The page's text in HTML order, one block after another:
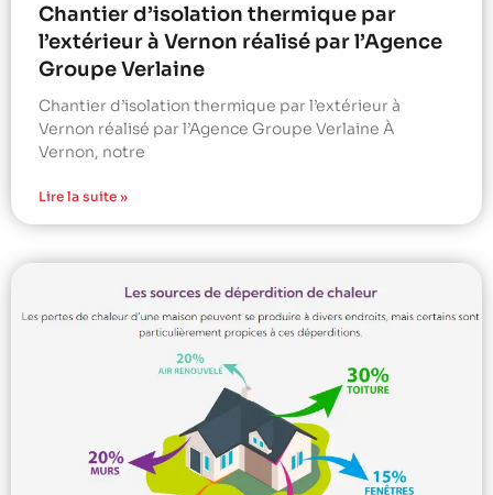
Chantier d’isolation thermique par
l’extérieur à Vernon réalisé par l’Agence
Groupe Verlaine
Chantier d’isolation thermique par l’extérieur à
Vernon réalisé par l’Agence Groupe Verlaine À
Vernon, notre
Lire la suite »